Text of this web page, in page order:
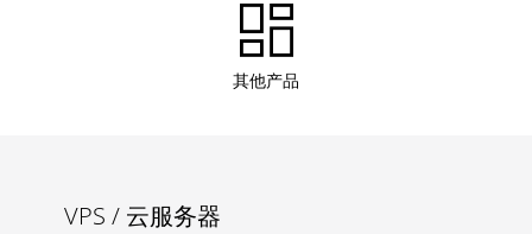
其他产品
VPS / 云服务器